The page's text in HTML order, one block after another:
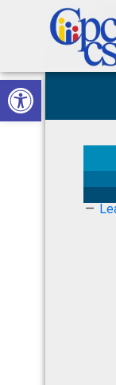
Abrir barra de
Skip
to
primary
Skip
to
main
Skip
to
primary
Skip
to
footer Ciudadano